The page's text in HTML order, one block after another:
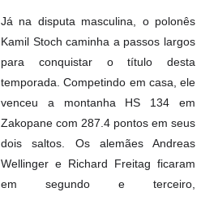
Já na disputa masculina, o polonês
Kamil Stoch caminha a passos largos
para conquistar o título desta
temporada. Competindo em casa, ele
venceu a montanha HS 134 em
Zakopane com 287.4 pontos em seus
dois saltos. Os alemães Andreas
Wellinger e Richard Freitag ficaram
em segundo e terceiro,